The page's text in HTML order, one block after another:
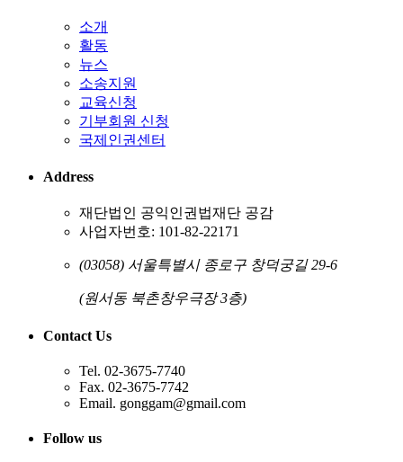
소개
활동
뉴스
소송지원
교육신청
기부회원 신청
국제인권센터
Address
재단법인 공익인권법재단 공감
사업자번호: 101-82-22171
(03058) 서울특별시 종로구 창덕궁길 29-6
(원서동 북촌창우극장 3층)
Contact Us
Tel. 02-3675-7740
Fax. 02-3675-7742
Email. gonggam@gmail.com
Follow us